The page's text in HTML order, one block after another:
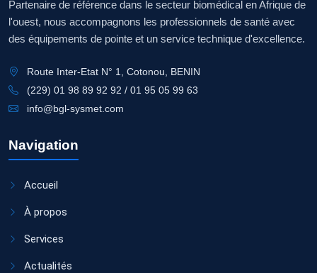
Partenaire de référence dans le secteur biomédical en Afrique de
l'ouest, nous accompagnons les professionnels de santé avec
des équipements de pointe et un service technique d'excellence.
Route Inter-Etat N° 1, Cotonou, BENIN
(229) 01 98 89 92 92 / 01 95 05 99 63
info@bgl-sysmet.com
Navigation
Accueil
À propos
Services
Actualités